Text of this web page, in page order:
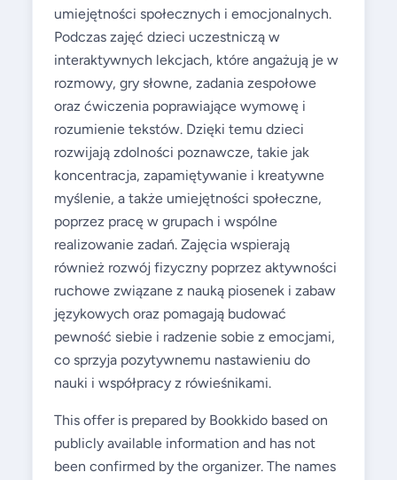
umiejętności społecznych i emocjonalnych.
Podczas zajęć dzieci uczestniczą w
interaktywnych lekcjach, które angażują je w
rozmowy, gry słowne, zadania zespołowe
oraz ćwiczenia poprawiające wymowę i
rozumienie tekstów. Dzięki temu dzieci
rozwijają zdolności poznawcze, takie jak
koncentracja, zapamiętywanie i kreatywne
myślenie, a także umiejętności społeczne,
poprzez pracę w grupach i wspólne
realizowanie zadań. Zajęcia wspierają
również rozwój fizyczny poprzez aktywności
ruchowe związane z nauką piosenek i zabaw
językowych oraz pomagają budować
pewność siebie i radzenie sobie z emocjami,
co sprzyja pozytywnemu nastawieniu do
nauki i współpracy z rówieśnikami.
This offer is prepared by Bookkido based on
publicly available information and has not
been confirmed by the organizer. The names